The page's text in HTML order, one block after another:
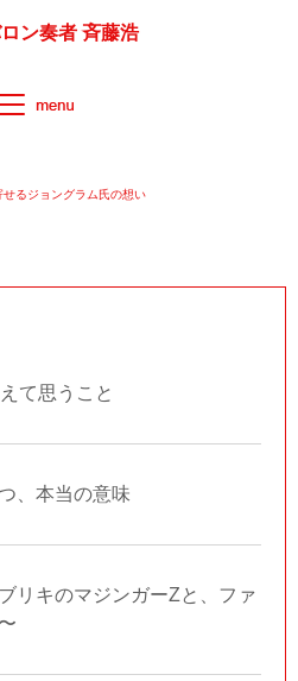
ン奏者 斉藤浩
るジョングラム氏の想い
て思うこと
、本当の意味
リキのマジンガーZと、ファ